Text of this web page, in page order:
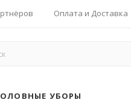
Оплата и Доставка
УБОРЫ